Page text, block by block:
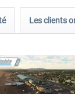
Les clients